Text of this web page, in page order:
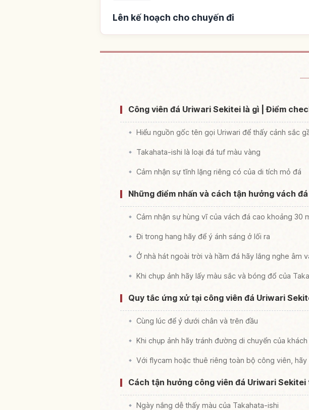
Lên kế hoạch cho chuyến đi
Công viên đá Uriwari Sekitei là gì | Điểm
Hiểu nguồn gốc tên gọi Uriwari để thấy cảnh sắc
Takahata-ishi là loại đá tuf màu vàng
Cảm nhận sự tĩnh lặng riêng có của di tích mỏ đá
Những điểm nhấn và cách tận hưởng vách
Cảm nhận sự hùng vĩ của vách đá cao khoảng 30
Đi trong hang hãy để ý ánh sáng ở lối ra
Ở nhà hát ngoài trời và hầm đá hãy lắng nghe âm
Khi chụp ảnh hãy lấy màu sắc và bóng đổ của
Quy tắc ứng xử tại công viên đá Uriwari
Cùng lúc để ý dưới chân và trên đầu
Khi chụp ảnh hãy tránh đường di chuyển của
Với flycam hoặc thuê riêng toàn bộ công viên,
Cách tận hưởng công viên đá Uriwari
Ngày nắng dễ thấy màu của Takahata-ishi